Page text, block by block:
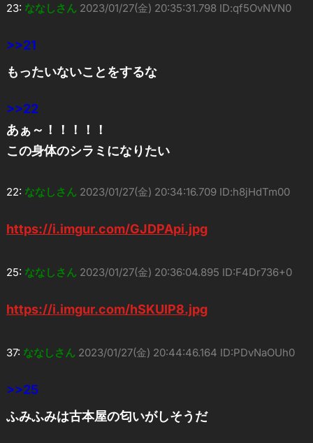
23: ななしさん 2023/01/27(金) 20:35:31.798 ID:qf5OvNVN0
>>21
もったいないことをするな
>>22
あぁ～！！！！！
この身体のシラミになりたい
22: ななしさん 2023/01/27(金) 20:34:16.709 ID:h8jHdTm00
https://i.imgur.com/GJDPApi.jpg
25: ななしさん 2023/01/27(金) 20:36:04.895 ID:F4Dr736+0
https://i.imgur.com/hSKUIP8.jpg
37: ななしさん 2023/01/27(金) 20:44:46.164 ID:PDvNaOUh0
>>25
ふみふみは古本屋の匂いがしそうだ